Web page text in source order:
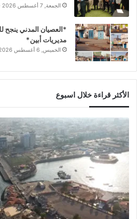
الجمعة, 7 أغسطس 2026 - 6:13 م
*العصيان المدني ينجح
مديريات أبين*
الخميس, 6 أغسطس 2026 - 11:34 م
الأكثر قراءة خلال اسبوع